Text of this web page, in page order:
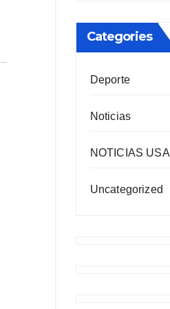
Categories
Deporte
Noticias
NOTICIAS USA
Uncategorized